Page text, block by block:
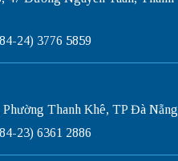
24) 3776 5859
Thanh Khê, TP Đà Nẵng
23) 6361 2886